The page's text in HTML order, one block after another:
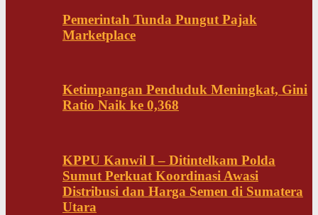
Pemerintah Tunda Pungut Pajak
Marketplace
Ketimpangan Penduduk Meningkat, Gini
Ratio Naik ke 0,368
KPPU Kanwil I – Ditintelkam Polda
Sumut Perkuat Koordinasi Awasi
Distribusi dan Harga Semen di Sumatera
Utara